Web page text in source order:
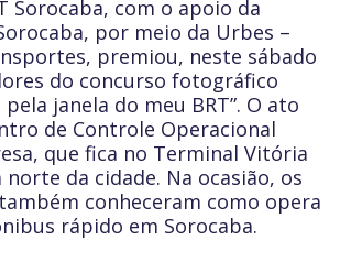
Sorocaba, com o apoio da
por meio da Urbes –
premiou, neste sábado
do concurso fotográfico
janela do meu BRT”. O ato
de Controle Operacional
que fica no Terminal Vitória
norte da cidade. Na ocasião, os
conheceram como opera
rápido em Sorocaba.